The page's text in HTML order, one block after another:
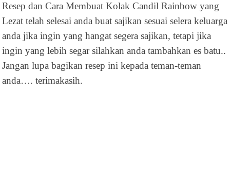
Resep dan Cara Membuat Kolak Candil Rainbow yang
Lezat telah selesai anda buat sajikan sesuai selera keluarga
anda jika ingin yang hangat segera sajikan, tetapi jika
ingin yang lebih segar silahkan anda tambahkan es batu..
Jangan lupa bagikan resep ini kepada teman-teman
anda…. terimakasih.